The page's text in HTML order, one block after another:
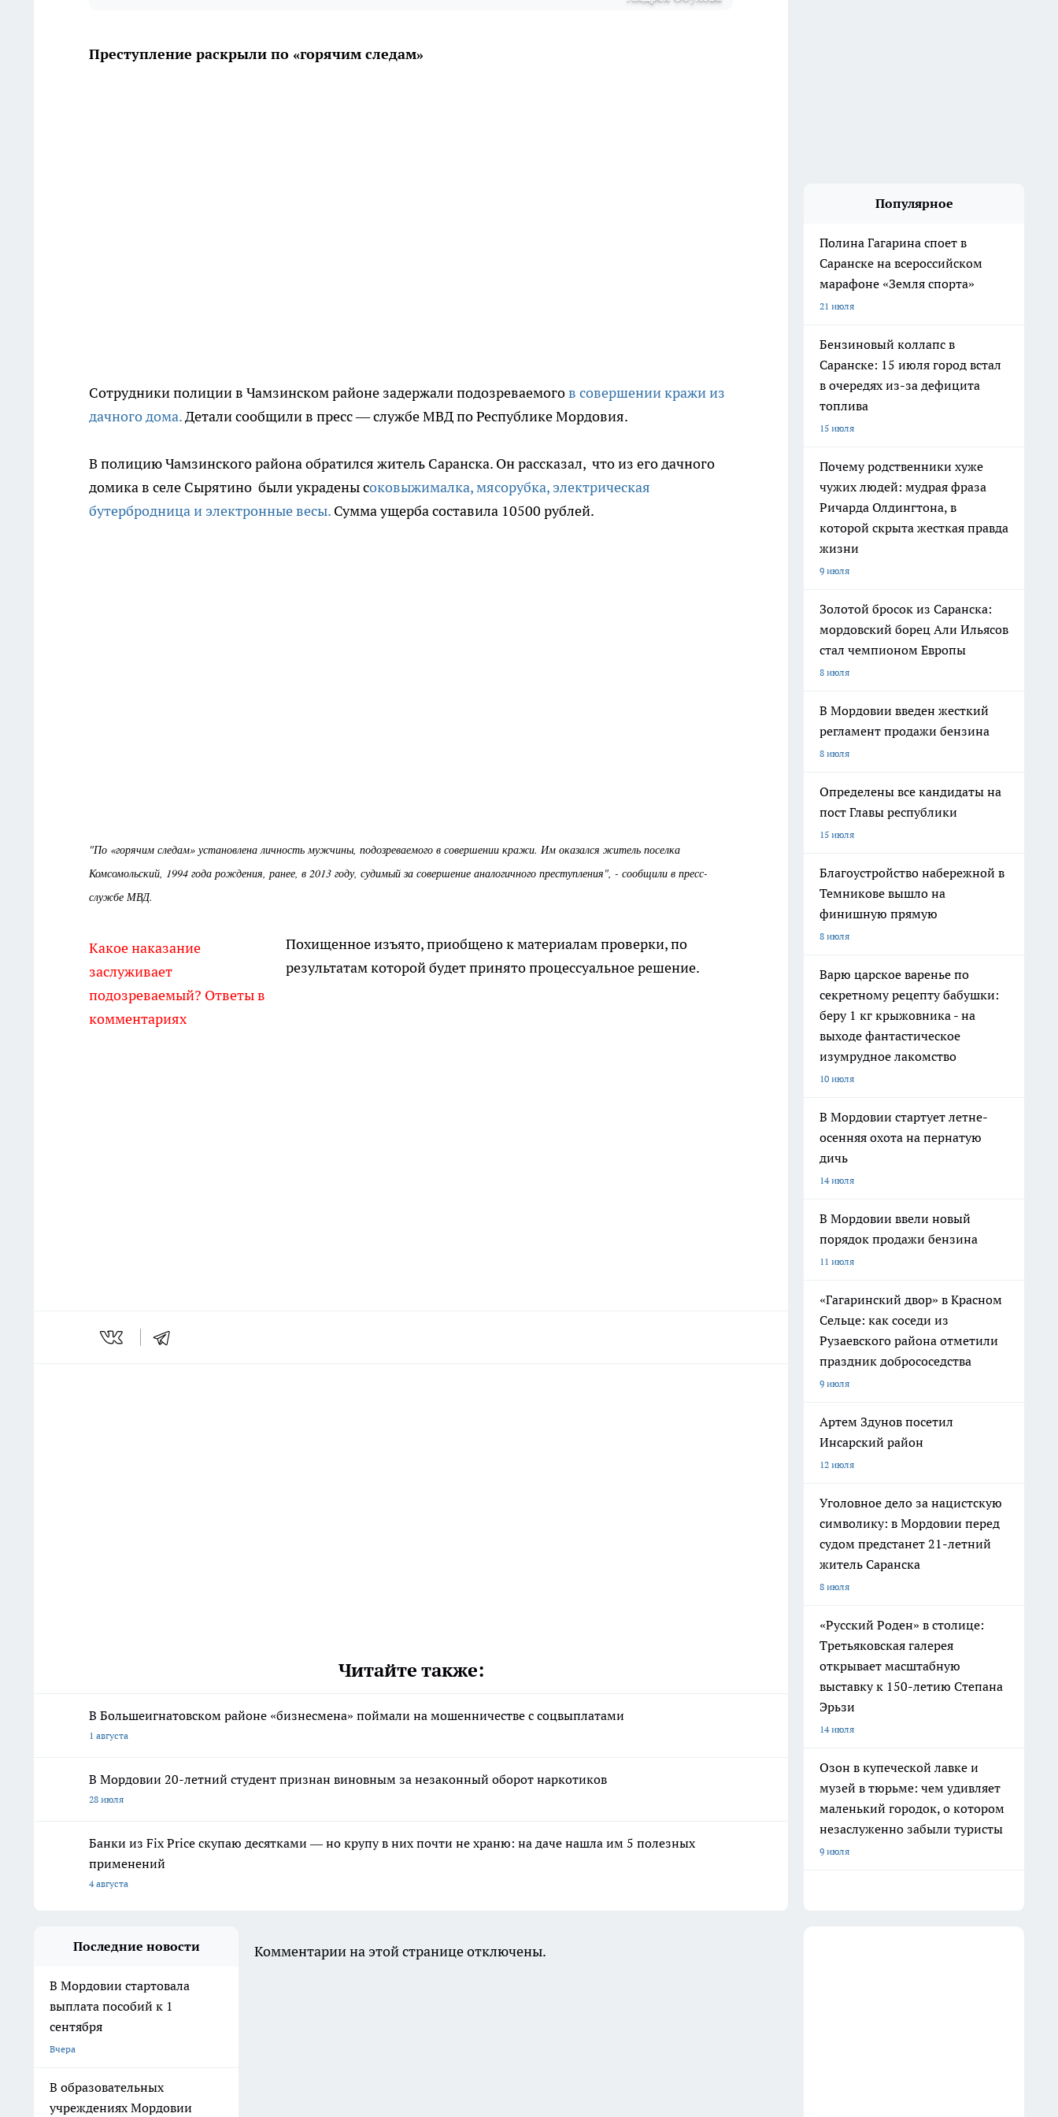
Преступление раскрыли по «горячим следам»
Сотрудники полиции в Чамзинском районе задержали подозреваемогов совершении кражи из
дачного дома.Детали сообщили в пресс — службе МВД по Республике Мордовия.
В полицию Чамзинского района обратился житель Саранска. Он рассказал, что из его дачного
домика в селе Сырятино были украдены соковыжималка, мясорубка, электрическая
бутербродница и электронные весы. Сумма ущерба составила 10500 рублей.
"По «горячим следам» установлена личность мужчины, подозреваемого в совершении кражи. Им оказался житель поселка
Комсомольский, 1994 года рождения, ранее, в 2013 году, судимый за совершение аналогичного преступления", - сообщили в пресс-
службе МВД.
Какое наказание
заслуживает
подозреваемый? Ответы в
комментариях
Похищенное изъято, приобщено к материалам проверки, по
результатам которой будет принято процессуальное решение.
Читайте также:
В Большеигнатовском районе «бизнесмена» поймали на мошенничестве с соцвыплатами
1 августа
В Мордовии 20-летний студент признан виновным за незаконный оборот наркотиков
28 июля
Банки из Fix Price скупаю десятками — но крупу в них почти не храню: на даче нашла им 5 полезных
применений
4 августа
Популярное
Полина Гагарина споет в
Саранске на всероссийском
марафоне «Земля спорта»
21 июля
Бензиновый коллапс в
Саранске: 15 июля город встал
в очередях из-за дефицита
топлива
15 июля
Почему родственники хуже
чужих людей: мудрая фраза
Ричарда Олдингтона, в
которой скрыта жесткая правда
жизни
9 июля
Золотой бросок из Саранска:
мордовский борец Али Ильясов
стал чемпионом Европы
8 июля
В Мордовии введен жесткий
регламент продажи бензина
8 июля
Определены все кандидаты на
пост Главы республики
15 июля
Благоустройство набережной в
Темникове вышло на
финишную прямую
8 июля
Варю царское варенье по
секретному рецепту бабушки:
беру 1 кг крыжовника - на
выходе фантастическое
изумрудное лакомство
10 июля
В Мордовии стартует летне-
осенняя охота на пернатую
дичь
14 июля
В Мордовии ввели новый
порядок продажи бензина
11 июля
«Гагаринский двор» в Красном
Сельце: как соседи из
Рузаевского района отметили
праздник добрососедства
9 июля
Артем Здунов посетил
Инсарский район
12 июля
Уголовное дело за нацистскую
символику: в Мордовии перед
судом предстанет 21-летний
житель Саранска
8 июля
«Русский Роден» в столице:
Третьяковская галерея
открывает масштабную
выставку к 150-летию Степана
Эрьзи
14 июля
Озон в купеческой лавке и
музей в тюрьме: чем удивляет
маленький городок, о котором
незаслуженно забыли туристы
9 июля
Последние новости
В Мордовии стартовала
выплата пособий к 1
сентября
Вчера
В образовательных
учреждениях Мордовии
Комментарии на этой странице отключены.